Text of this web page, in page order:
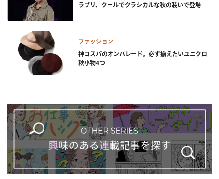
ラブリ、クールでクラシカルな秋の装いで登場
ファッション
神コスパのオンパレード。必ず揃えたいユニクロ
秋小物4つ